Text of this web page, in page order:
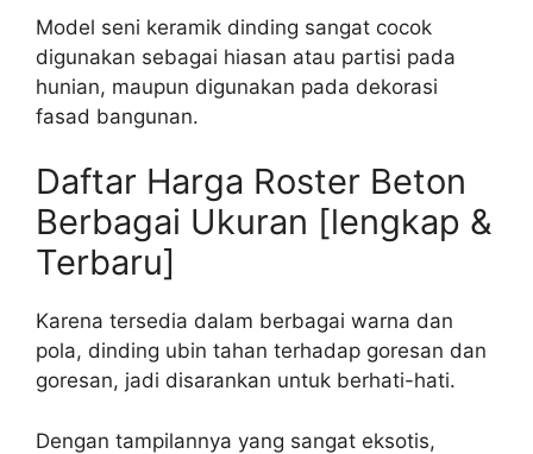
Model seni keramik dinding sangat cocok
digunakan sebagai hiasan atau partisi pada
hunian, maupun digunakan pada dekorasi
fasad bangunan.
Daftar Harga Roster Beton
Berbagai Ukuran [lengkap &
Terbaru]
Karena tersedia dalam berbagai warna dan
pola, dinding ubin tahan terhadap goresan dan
goresan, jadi disarankan untuk berhati-hati.
Dengan tampilannya yang sangat eksotis,